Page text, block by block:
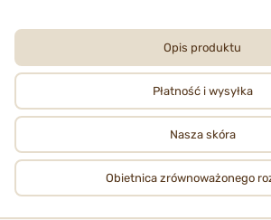
Opis produktu
Płatność i wysyłka
Nasza skóra
Obietnica zrównoważonego